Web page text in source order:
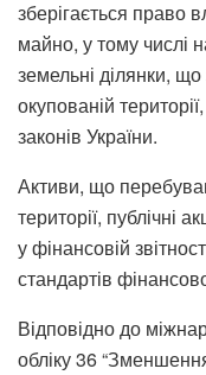
зберігається право
майно, у тому числі
земельні ділянки,
окупованій
законів України.
Активи, що
території, публічні
у фінансовій
стандартів
Відповідно до
обліку 36